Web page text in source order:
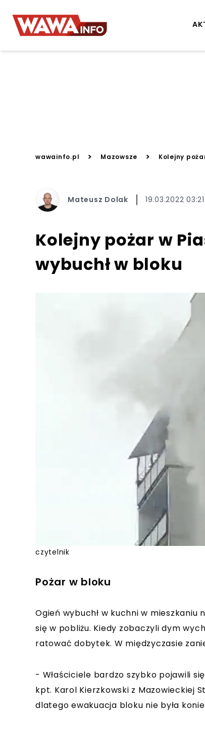
wawainfo.pl > Mazowsze > Kolejny
Mateusz Dolak 19.03.2022 03:21
Kolejny pożar w
wybuchł w bloku
czytelnik
Pożar w bloku
Ogień wybuchł w kuchni w mieszkaniu
się w pobliżu. Kiedy zobaczyli dym
ratować dobytek. W międzyczasie
- Właściciele bardzo szybko pojawili
kpt. Karol Kierzkowski z Mazowieckiej
dlatego ewakuacja bloku nie była